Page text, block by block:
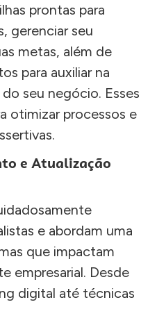
prontas para
gerenciar seu
metas, além de
para auxiliar na
seu negócio. Esses
otimizar processos e
e Atualização
e abordam uma
que impactam
empresarial. Desde
digital até técnicas